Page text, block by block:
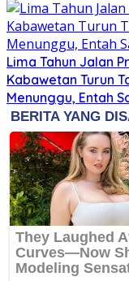
Lima Tahun Jalan
Kabawetan Turun
Menunggu, Entah